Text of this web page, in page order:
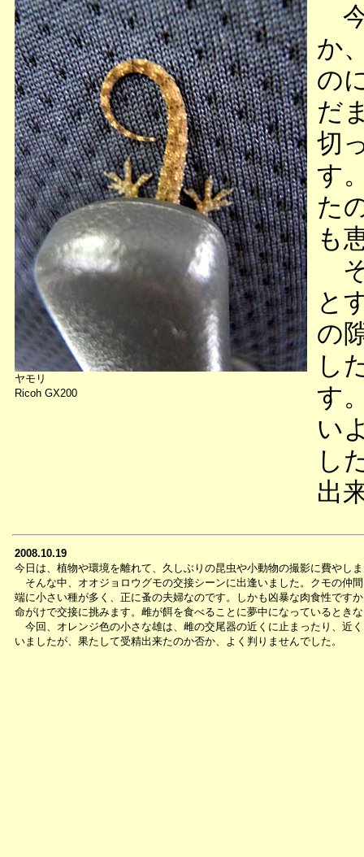
ヤモリ
Ricoh GX200
今
か
の
だ
切
す
た
も
と
の
し
す
い
し
出
2008.10.19
今日は、植物や環境を離れて、久しぶりの昆虫や小動物の撮影に費やし
そんな中、オオジョロウグモの交接シーンに出逢いました。クモの仲
端に小さい種が多く、正に蚤の夫婦なのです。しかも凶暴な肉食性です
命がけで交接に挑みます。雌が餌を食べることに夢中になっているとき
今回、オレンジ色の小さな雄は、雌の交尾器の近くに止まったり、近
いましたが、果たして受精出来たのか否か、よく判りませんでした。